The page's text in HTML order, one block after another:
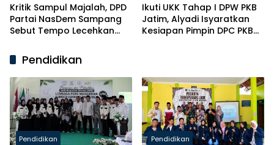
Kritik Sampul Majalah, DPD
Partai NasDem Sampang
Sebut Tempo Lecehkan
Ikuti UKK Tahap I DPW PKB
Jatim, Alyadi Isyaratkan
Kesiapan Pimpin DPC PKB
Pendidikan
Pendidikan Pendidikan